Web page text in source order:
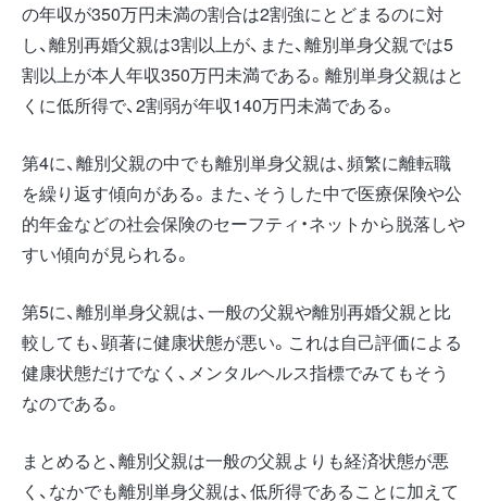
の年収が350万円未満の割合は2割強にとどまるのに対
し、離別再婚父親は3割以上が、また、離別単身父親では5
割以上が本人年収350万円未満である。離別単身父親はと
くに低所得で、2割弱が年収140万円未満である。
第4に、離別父親の中でも離別単身父親は、頻繁に離転職
を繰り返す傾向がある。また、そうした中で医療保険や公
的年金などの社会保険のセーフティ・ネットから脱落しや
すい傾向が見られる。
第5に、離別単身父親は、一般の父親や離別再婚父親と比
較しても、顕著に健康状態が悪い。これは自己評価による
健康状態だけでなく、メンタルヘルス指標でみてもそう
なのである。
まとめると、離別父親は一般の父親よりも経済状態が悪
く、なかでも離別単身父親は、低所得であることに加えて